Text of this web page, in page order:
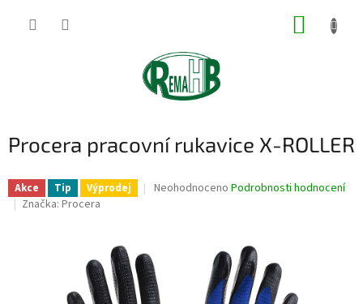
Procera pracovní rukavice X-ROLLER
Akce Tip Výprodej
Průměrné
z
5
hvězdiček.
Neohodnoceno Podrobnosti hodnocení
Značka: Procera